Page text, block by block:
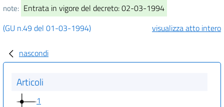
note: Entrata in vigore del decreto: 02-03-1994
(GU n.49 del 01-03-1994)
visualizza atto intero
nascondi
Articoli
1